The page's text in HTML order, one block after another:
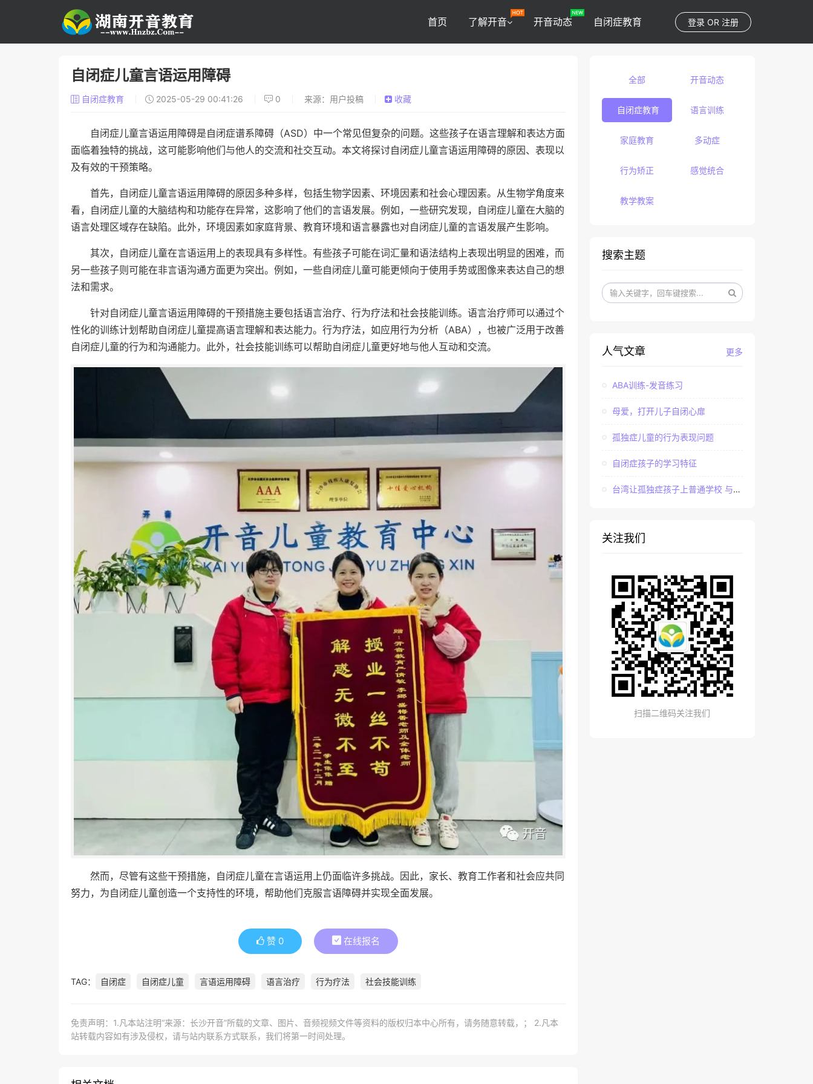
登录 OR 注册
首页 了解开音 开音动态 自闭症教育
自闭症儿童言语运用障碍
自闭症教育 2025-05-29 00:41:26 0 来源：用户投稿 收藏
自闭症儿童言语运用障碍是自闭症谱系障碍（ASD）中一个常见但复杂的问题。这些孩子在语言理解和表达方面
面临着独特的挑战，这可能影响他们与他人的交流和社交互动。本文将探讨自闭症儿童言语运用障碍的原因、表现以
及有效的干预策略。
首先，自闭症儿童言语运用障碍的原因多种多样，包括生物学因素、环境因素和社会心理因素。从生物学角度来
看，自闭症儿童的大脑结构和功能存在异常，这影响了他们的言语发展。例如，一些研究发现，自闭症儿童在大脑的
语言处理区域存在缺陷。此外，环境因素如家庭背景、教育环境和语言暴露也对自闭症儿童的言语发展产生影响。
其次，自闭症儿童在言语运用上的表现具有多样性。有些孩子可能在词汇量和语法结构上表现出明显的困难，而
另一些孩子则可能在非言语沟通方面更为突出。例如，一些自闭症儿童可能更倾向于使用手势或图像来表达自己的想
法和需求。
针对自闭症儿童言语运用障碍的干预措施主要包括语言治疗、行为疗法和社会技能训练。语言治疗师可以通过个
性化的训练计划帮助自闭症儿童提高语言理解和表达能力。行为疗法，如应用行为分析（ABA），也被广泛用于改善
自闭症儿童的行为和沟通能力。此外，社会技能训练可以帮助自闭症儿童更好地与他人互动和交流。
然而，尽管有这些干预措施，自闭症儿童在言语运用上仍面临许多挑战。因此，家长、教育工作者和社会应共同
努力，为自闭症儿童创造一个支持性的环境，帮助他们克服言语障碍并实现全面发展。
赞 0 在线报名
TAG： 自闭症 自闭症儿童 言语运用障碍 语言治疗 行为疗法 社会技能训练
免责声明：1.凡本站注明“来源：长沙开音”所载的文章、图片、音频视频文件等资料的版权归本中心所有，请务随意转载，； 2.凡本
站转载内容如有涉及侵权，请与站内联系方式联系，我们将第一时间处理。
全部 开音动态
自闭症教育 语言训练
家庭教育 多动症
行为矫正 感觉统合
教学教案
搜索主题
更多
人气文章
ABA训练-发音练习
母爱，打开儿子自闭心扉
孤独症儿童的行为表现问题
自闭症孩子的学习特征
台湾让孤独症孩子上普通学校 与社会“融合”
关注我们
扫描二维码关注我们